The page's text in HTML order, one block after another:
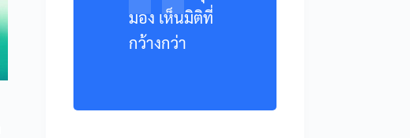
มอง เห็นมิติที่
กว้างกว่า